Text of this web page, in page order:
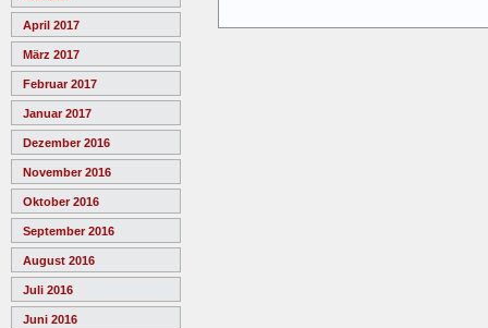
April 2017
März 2017
Februar 2017
Januar 2017
Dezember 2016
November 2016
Oktober 2016
September 2016
August 2016
Juli 2016
Juni 2016